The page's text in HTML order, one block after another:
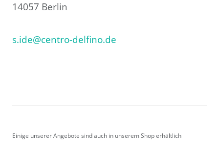
14057 Berlin
s.ide@centro-delfino.de
Einige unserer Angebote sind auch in unserem Shop erhältlich